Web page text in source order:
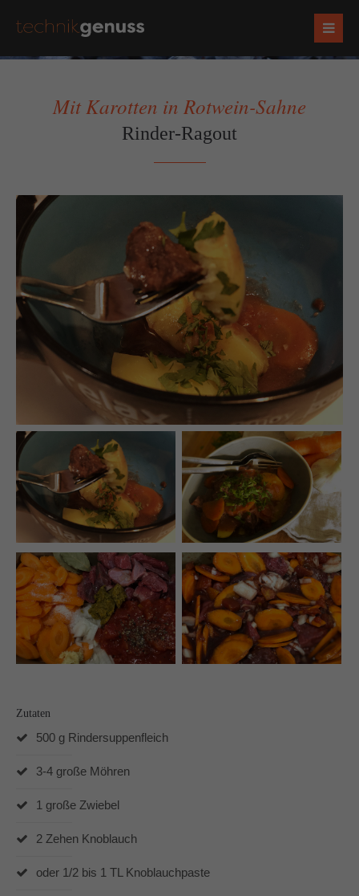
Socials
Auf meinen Social Media Kanälen gibt es regelmäßig
Udpates und Bilder!
Schreibt mir!
technikgenuss
Maren Kuçi
Keplerstr. 65
41236 Mönchengladbach
0151 42130988
maren@technikgenuss.de
Dabei unterstützen mich vor allem die Produkte von
In und um Mönchengladbach berate ich Dich gerne zu
Mit Karotten in Rotwein-Sahne
Rinder-Ragout
Zutaten
500 g Rindersuppenfleich
3-4 große Möhren
1 große Zwiebel
2 Zehen Knoblauch
oder 1/2 bis 1 TL Knoblauchpaste